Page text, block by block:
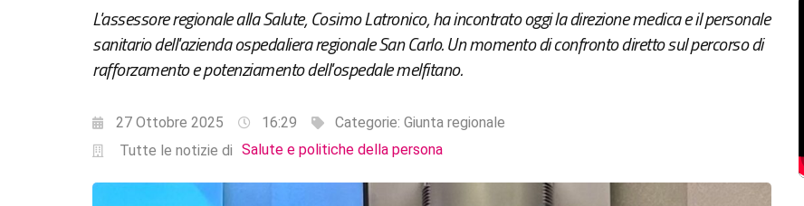
L'assessore regionale alla Salute, Cosimo Latronico, ha incontrato oggi la direzione medica e il personale
sanitario dell'azienda ospedaliera regionale San Carlo. Un momento di confronto diretto sul percorso di
rafforzamento e potenziamento dell'ospedale melfitano.
27 Ottobre 2025 16:29 Categorie: Giunta regionale
Tutte le notizie di Salute e politiche della persona